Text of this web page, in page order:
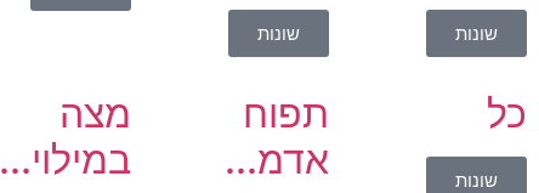
שונות שונות
כל
שונות
תפוח
אדמ...
מצה
במילוי...